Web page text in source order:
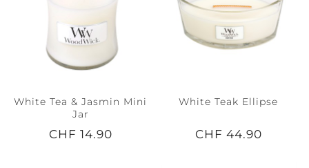
White Tea & Jasmin Mini
Jar
CHF 14.90
White Teak Ellipse
CHF 44.90